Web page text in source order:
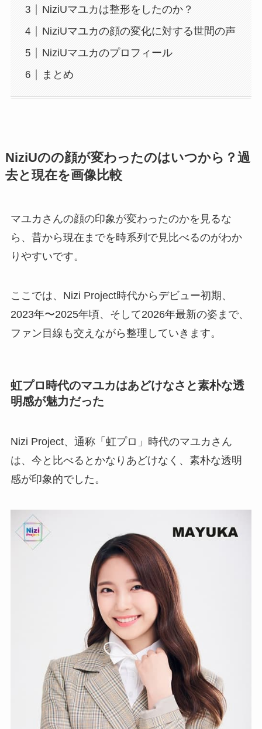
NiziUマユカは整形をしたのか？
NiziUマユカの顔の変化に対する世間の声
NiziUマユカのプロフィール
まとめ
NiziUのの顔が変わったのはいつから？過
去と現在を画像比較
マユカさんの顔の印象が変わったのかを見るな
ら、昔から現在までを時系列で見比べるのがわか
りやすいです。
ここでは、Nizi Project時代からデビュー初期、
2023年〜2025年頃、そして2026年最新の姿まで、
ファン目線も交えながら整理していきます。
虹プロ時代のマユカはあどけなさと素朴な透
明感が魅力だった
Nizi Project、通称「虹プロ」時代のマユカさん
は、今と比べるとかなりあどけなく、素朴な透明
感が印象的でした。